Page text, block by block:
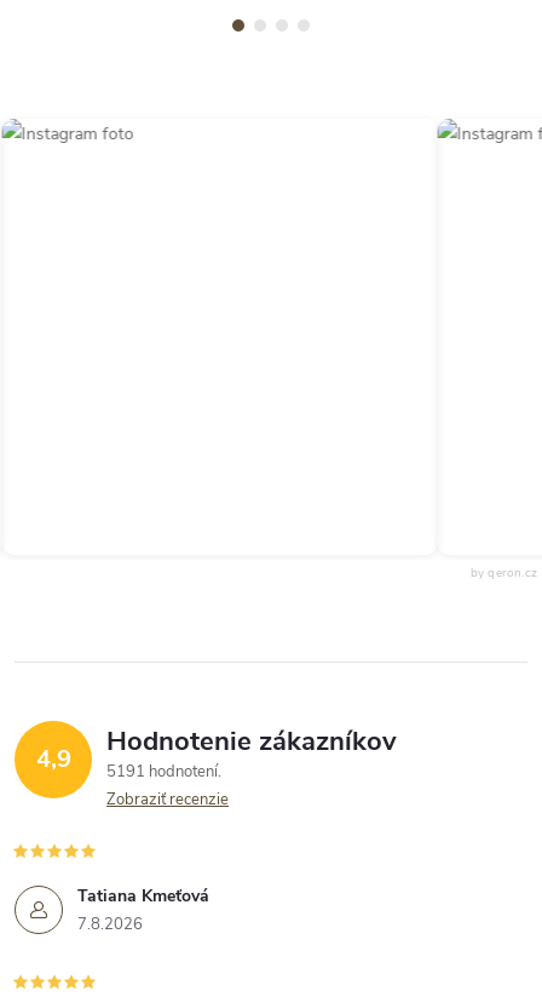
by qeron.cz
4,9 Hodnotenie zákazníkov
5191 hodnotení
Zobraziť recenzie
Tatiana Kmeťová
7.8.2026